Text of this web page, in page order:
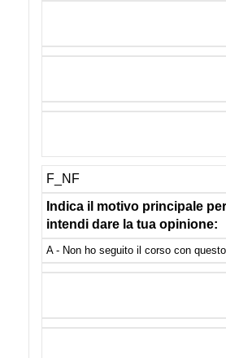
F_NF
Indica il motivo principale
intendi dare la tua opinione:
A - Non ho seguito il corso con